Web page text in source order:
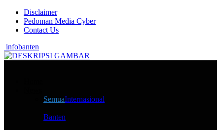
Disclaimer
Pedoman Media Cyber
Contact Us
infobanten
SemuaInternasional
Banten